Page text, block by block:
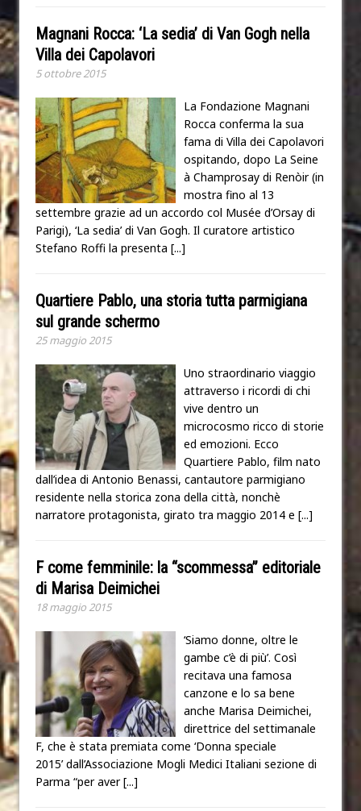
Magnani Rocca: ‘La sedia’ di Van Gogh nella
Villa dei Capolavori
5 ottobre 2015
La Fondazione Magnani
Rocca conferma la sua
fama di Villa dei Capolavori
ospitando, dopo La Seine
à Champrosay di Renòir (in
mostra fino al 13
settembre grazie ad un accordo col Musée d’Orsay di
Parigi), ‘La sedia’ di Van Gogh. Il curatore artistico
Stefano Roffi la presenta [...]
Quartiere Pablo, una storia tutta parmigiana
sul grande schermo
25 maggio 2015
Uno straordinario viaggio
attraverso i ricordi di chi
vive dentro un
microcosmo ricco di storie
ed emozioni. Ecco
Quartiere Pablo, film nato
dall’idea di Antonio Benassi, cantautore parmigiano
residente nella storica zona della città, nonchè
narratore protagonista, girato tra maggio 2014 e [...]
F come femminile: la “scommessa” editoriale
di Marisa Deimichei
18 maggio 2015
‘Siamo donne, oltre le
gambe c’è di più’. Così
recitava una famosa
canzone e lo sa bene
anche Marisa Deimichei,
direttrice del settimanale
F, che è stata premiata come ‘Donna speciale
2015’ dall’Associazione Mogli Medici Italiani sezione di
Parma “per aver[...]